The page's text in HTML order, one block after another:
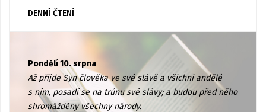
DENNÍ ČTENÍ
Pondělí 10. srpna
Až přijde Syn člověka ve své slávě a všichni andělé
s ním, posadí se na trůnu své slávy; a budou před něho
shromážděny všechny národy.